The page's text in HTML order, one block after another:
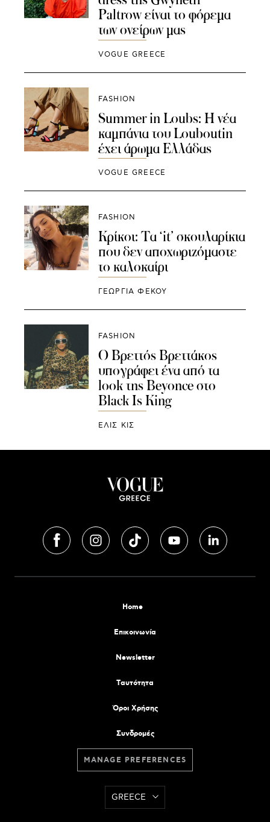
Paltrow είναι το φόρεμα
των ονείρων μας
VOGUE GREECE
FASHION
Summer in Loubs: Η νέα
καμπάνια του Louboutin
έχει άρωμα Ελλάδας
VOGUE GREECE
FASHION
Κρίκοι: Τα ‘it’ σκουλαρίκια
που δεν αποχωριζόμαστε
το καλοκαίρι
ΓΕΩΡΓΙΑ ΦΕΚΟΥ
FASHION
Ο Βρεττός Βρεττάκος
υπογράφει ένα από τα
look της Beyonce στο
Black Is King
ΕΛΙΣ ΚΙΣ
Home
Επικοινωνία
Newsletter
Tαυτότητα
Όροι Χρήσης
Συνδρομές
MANAGE PREFERENCES
GREECE